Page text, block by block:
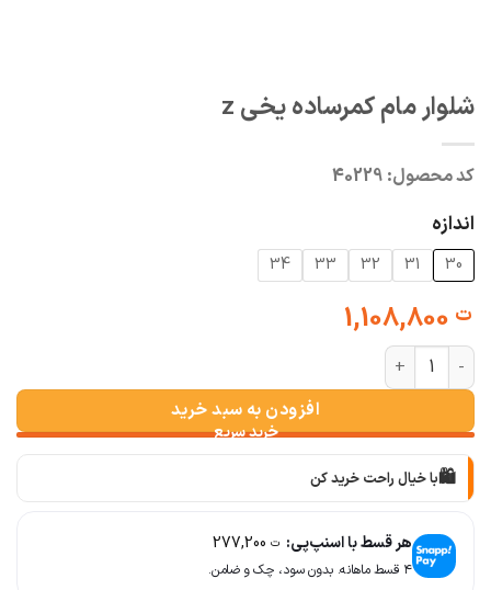
شلوار مام کمرساده یخی z
کد محصول:40229
اندازه
30
31
32
33
34
ت1,108,800
شلوار مام کمرساده یخی z عدد
افزودن به سبد خرید
🛍️با خیال راحت خرید کن
📦
🚚سریع به دستت می‌رسه
هر قسط با اسنپ‌پی: ت277,200
۴ قسط ماهانه. بدون سود، چک و ضامن.